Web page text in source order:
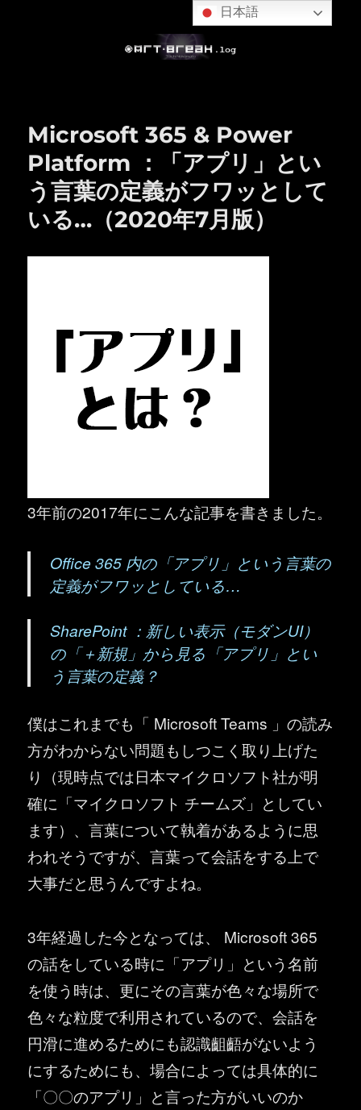
Microsoft 365 & Power
Platform ：「アプリ」とい
う言葉の定義がフワッとして
いる…（2020年7月版）
3年前の2017年にこんな記事を書きました。
Office 365 内の「アプリ」という言葉の
定義がフワッとしている…
SharePoint ：新しい表示（モダンUI）
の「＋新規」から見る「アプリ」とい
う言葉の定義？
僕はこれまでも「 Microsoft Teams 」の読み
方がわからない問題もしつこく取り上げた
り（現時点では日本マイクロソフト社が明
確に「マイクロソフト チームズ」としてい
ます）、言葉について執着があるように思
われそうですが、言葉って会話をする上で
大事だと思うんですよね。
3年経過した今となっては、 Microsoft 365
の話をしている時に「アプリ」という名前
を使う時は、更にその言葉が色々な場所で
色々な粒度で利用されているので、会話を
円滑に進めるためにも認識齟齬がないよう
にするためにも、場合によっては具体的に
「〇〇のアプリ」と言った方がいいのか
日本語